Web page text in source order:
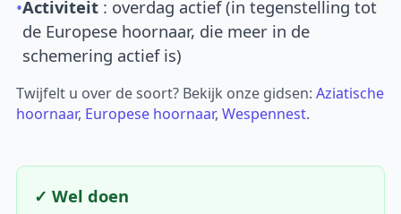
•Activiteit : overdag actief (in tegenstelling tot
de Europese hoornaar, die meer in de
schemering actief is)
Twijfelt u over de soort? Bekijk onze gidsen:Aziatische
hoornaar, Europese hoornaar,Wespennest.
✓ Wel doen